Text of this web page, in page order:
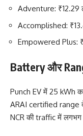
Adventure: ₹12.29
Accomplished:
Empowered Plus:
Battery और
Punch EV में 25 kWh
ARAI certified range
NCR की traffic में